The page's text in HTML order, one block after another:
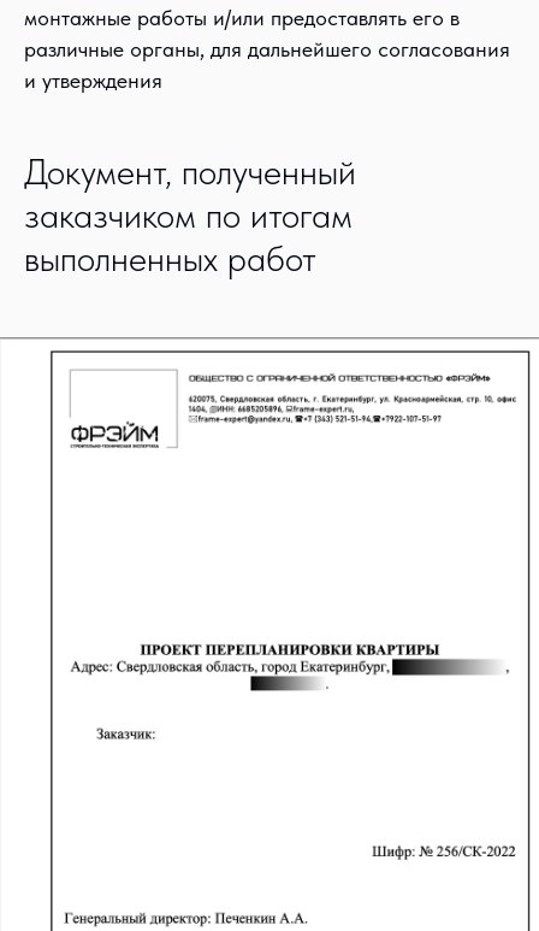
монтажные работы и/или предоставлять его в
различные органы, для дальнейшего согласования
и утверждения
Документ, полученный
заказчиком по итогам
выполненных работ